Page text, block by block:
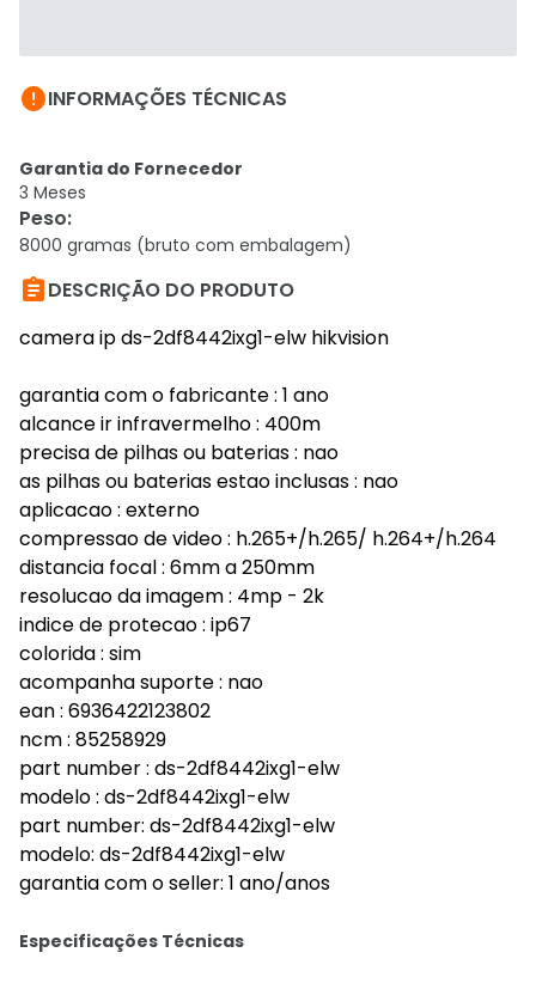
INFORMAÇÕES TÉCNICAS
Garantia do Fornecedor
3 Meses
Peso:
8000 gramas (bruto com embalagem)
DESCRIÇÃO DO PRODUTO
camera ip ds-2df8442ixg1-elw hikvision
garantia com o fabricante : 1 ano
alcance ir infravermelho : 400m
precisa de pilhas ou baterias : nao
as pilhas ou baterias estao inclusas : nao
aplicacao : externo
compressao de video : h.265+/h.265/ h.264+/h.264
distancia focal : 6mm a 250mm
resolucao da imagem : 4mp - 2k
indice de protecao : ip67
colorida : sim
acompanha suporte : nao
ean : 6936422123802
ncm : 85258929
part number : ds-2df8442ixg1-elw
modelo : ds-2df8442ixg1-elw
part number: ds-2df8442ixg1-elw
modelo: ds-2df8442ixg1-elw
garantia com o seller: 1 ano/anos
Especificações Técnicas